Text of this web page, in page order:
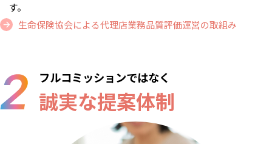
す。
生命保険協会による代理店業務品質評価運営の取組み
フルコミッションではなく
誠実な提案体制